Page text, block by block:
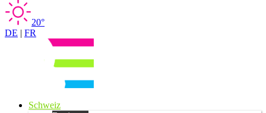
20°
DE | FR
Schweiz